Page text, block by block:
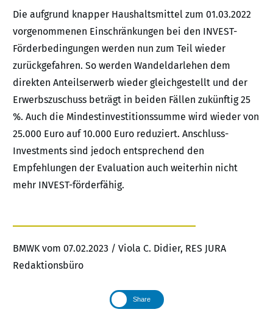
Die aufgrund knapper Haushaltsmittel zum 01.03.2022
vorgenommenen Einschränkungen bei den INVEST-
Förderbedingungen werden nun zum Teil wieder
zurückgefahren. So werden Wandeldarlehen dem
direkten Anteilserwerb wieder gleichgestellt und der
Erwerbszuschuss beträgt in beiden Fällen zukünftig 25
%. Auch die Mindestinvestitionssumme wird wieder von
25.000 Euro auf 10.000 Euro reduziert. Anschluss-
Investments sind jedoch entsprechend den
Empfehlungen der Evaluation auch weiterhin nicht
mehr INVEST-förderfähig.
BMWK vom 07.02.2023 / Viola C. Didier, RES JURA
Redaktionsbüro
Share